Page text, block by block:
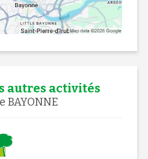
autres activités
BAYONNE